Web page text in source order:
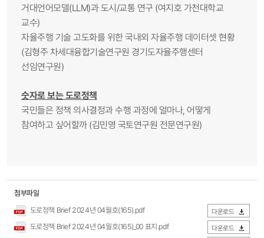
거대언어모델(LLM)과 도시/교통 연구 (여지호 가천대학교
교수)
자율주행 기술 고도화를 위한 국내외 자율주행 데이터셋 현황
(김형주 차세대융합기술연구원 경기도자율주행센터
선임연구원)
숫자로 보는 도로정책
국민들은 정책 의사결정과 수행 과정에 얼마나, 어떻게
참여하고 싶어할까 (김민영 국토연구원 전문연구원)
첨부파일
도로정책 Brief 2024년 04월호(165).pdf
다운로드
도로정책 Brief 2024년 04월호(165)_00 표지.pdf 다운로드